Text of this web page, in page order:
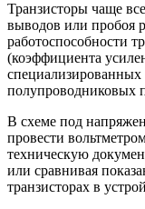
Транзисторы чаще
выводов или пробоя
работоспособности
(коэффициента
специализированных
полупроводниковых
В схеме под
провести
техническую
или сравнивая
транзисторах в